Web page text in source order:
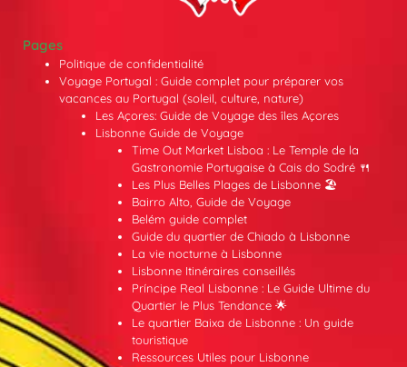
Pages
Politique de confidentialité
Voyage Portugal : Guide complet pour préparer vos
vacances au Portugal (soleil, culture, nature)
Les Açores: Guide de Voyage des îles Açores
Lisbonne Guide de Voyage
Time Out Market Lisboa : Le Temple de la
Gastronomie Portugaise à Cais do Sodré 🍴
Les Plus Belles Plages de Lisbonne 🏖️
Bairro Alto, Guide de Voyage
Belém guide complet
Guide du quartier de Chiado à Lisbonne
La vie nocturne à Lisbonne
Lisbonne Itinéraires conseillés
Príncipe Real Lisbonne : Le Guide Ultime du
Quartier le Plus Tendance 🌟
Le quartier Baixa de Lisbonne : Un guide
touristique
Ressources Utiles pour Lisbonne